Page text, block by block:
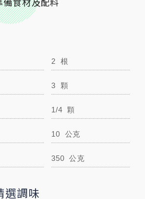
2 根
3 顆
1/4 顆
10 公克
350 公克
選調味
1包
理